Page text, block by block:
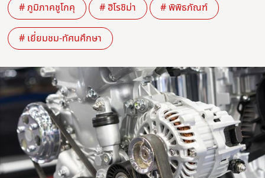
# ภูมิภาคชูโกคุ # ฮิโรชิม่า # พิพิธภัณฑ์
# เยี่ยมชม-ทัศนศึกษา